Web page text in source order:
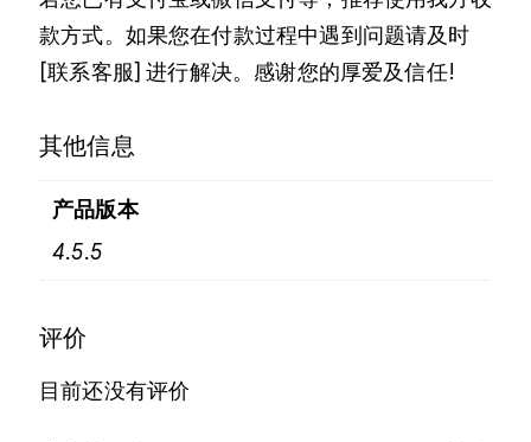
款方式。如果您在付款过程中遇到问题请及时
[联系客服] 进行解决。感谢您的厚爱及信任!
其他信息
产品版本
4.5.5
评价
目前还没有评价